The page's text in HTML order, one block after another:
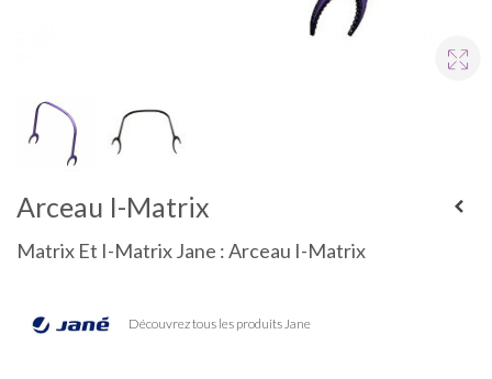
Arceau I-Matrix
Matrix Et I-Matrix Jane : Arceau I-Matrix
Découvrez tous les produits Jane